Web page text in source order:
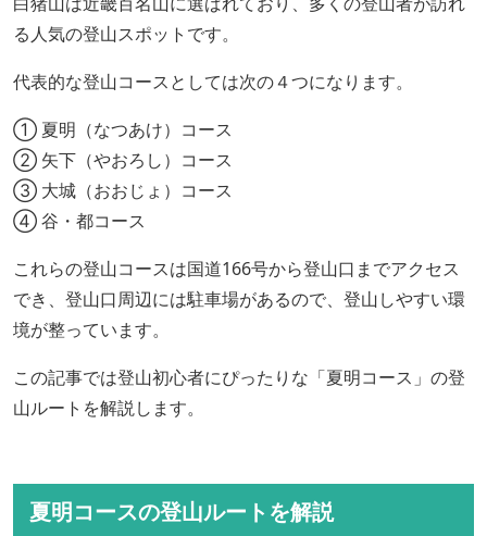
る人気の登山スポットです。
代表的な登山コースとしては次の４つになります。
① 夏明（なつあけ）コース
② 矢下（やおろし）コース
③ 大城（おおじょ）コース
④ 谷・都コース
これらの登山コースは国道166号から登山口までアクセス
でき、登山口周辺には駐車場があるので、登山しやすい環
境が整っています。
この記事では登山初心者にぴったりな「夏明コース」の登
山ルートを解説します。
夏明コースの登山ルートを解説